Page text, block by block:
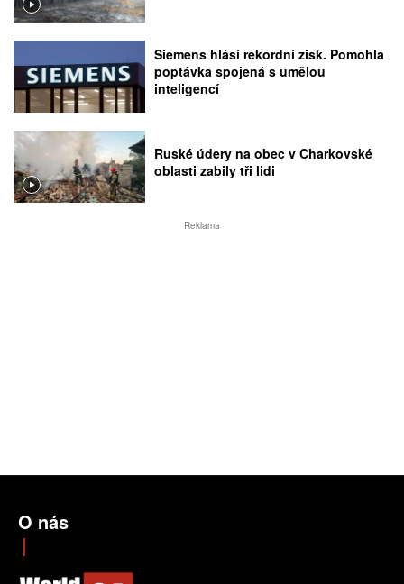
Siemens hlásí rekordní zisk. Pomohla
poptávka spojená s umělou
inteligencí
Ruské údery na obec v Charkovské
oblasti zabily tři lidi
Reklama
O nás